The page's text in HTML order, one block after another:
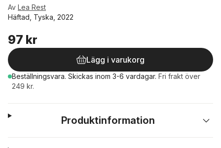
Av Lea Rest
Häftad, Tyska, 2022
97 kr
Lägg i varukorg
Beställningsvara. Skickas inom 3-6 vardagar. Fri frakt över
249 kr.
Produktinformation